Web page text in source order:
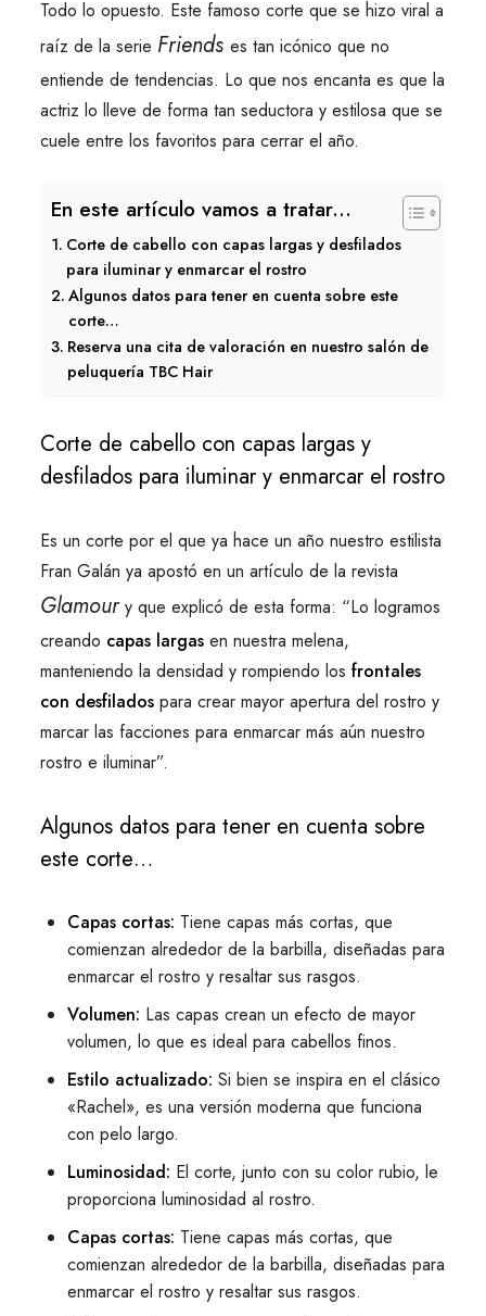
Todo lo opuesto. Este famoso corte que se hizo viral a
raíz de la serie Friends es tan icónico que no
entiende de tendencias. Lo que nos encanta es que la
actriz lo lleve de forma tan seductora y estilosa que se
cuele entre los favoritos para cerrar el año.
En este artículo vamos a tratar...
Corte de cabello con capas largas y desfilados
para iluminar y enmarcar el rostro
Algunos datos para tener en cuenta sobre este
corte…
Reserva una cita de valoración en nuestro salón de
peluquería TBC Hair
Corte de cabello con capas largas y
desfilados para iluminar y enmarcar el rostro
Es un corte por el que ya hace un año nuestro estilista
Fran Galán ya apostó en un artículo de la revista
Glamoury que explicó de esta forma: “Lo logramos
creando capas largasen nuestra melena,
manteniendo la densidad y rompiendo los frontales
con desfiladospara crear mayor apertura del rostro y
marcar las facciones para enmarcar más aún nuestro
rostro e iluminar”.
Algunos datos para tener en cuenta sobre
este corte…
Capas cortas: Tiene capas más cortas, que
comienzan alrededor de la barbilla, diseñadas para
enmarcar el rostro y resaltar sus rasgos.
Volumen: Las capas crean un efecto de mayor
volumen, lo que es ideal para cabellos finos.
Estilo actualizado: Si bien se inspira en el clásico
«Rachel», es una versión moderna que funciona
con pelo largo.
Luminosidad: El corte, junto con su color rubio, le
proporciona luminosidad al rostro.
Capas cortas: Tiene capas más cortas, que
comienzan alrededor de la barbilla, diseñadas para
enmarcar el rostro y resaltar sus rasgos.